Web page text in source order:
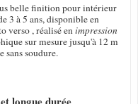
belle finition pour intérieur
3 à 5 ans, disponible en
verso , réalisé enimpression
sur mesure jusqu'à 12 m
sans soudure.